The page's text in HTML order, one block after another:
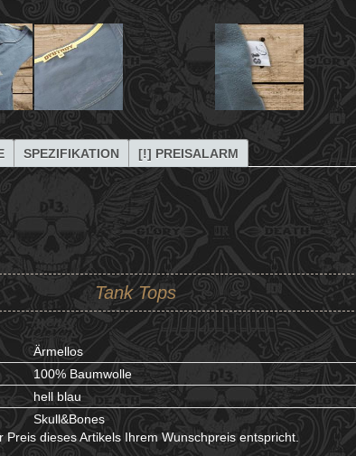
SPEZIFIKATION [!] PREISALARM
Tank Tops
Ärmellos
100% Baumwolle
hell blau
Skull&Bones
dieses Artikels Ihrem Wunschpreis entspricht.